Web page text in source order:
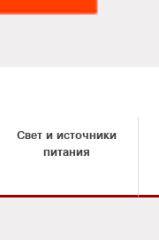
Свет и источники
питания